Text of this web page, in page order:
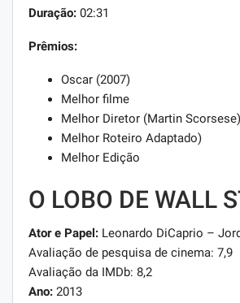
Duração: 02:31
Prêmios:
Oscar (2007)
Melhor filme
Melhor Diretor (Martin Scorsese)
Melhor Roteiro Adaptado)
Melhor Edição
O LOBO DE WALL
Ator e Papel: Leonardo DiCaprio –
Avaliação de pesquisa de cinema: 7,9
Avaliação da IMDb: 8,2
Ano: 2013